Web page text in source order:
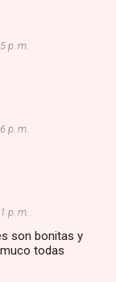
p. m.
p. m.
p. m.
son bonitas y
todas